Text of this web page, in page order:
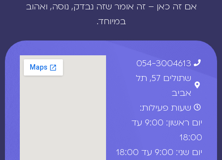
אם זה כאן – זה אומר שזה נבדק, נוסה, ואהוב
במיוחד.
054-3004613
שתולים 57, תל
אביב
שעות פעילות:
יום ראשון: 9:00 עד
18:00
יום שני: 9:00 עד 18:00